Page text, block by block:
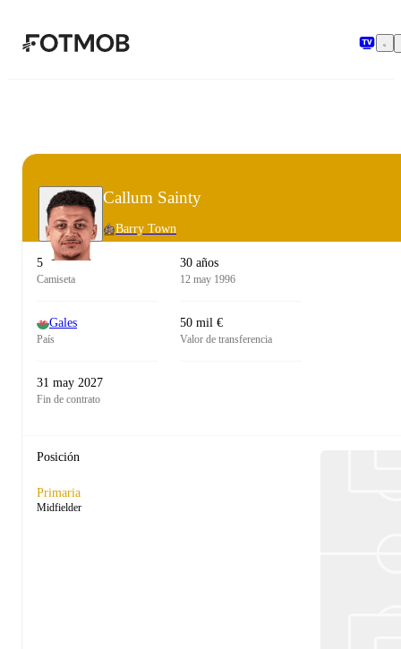
Callum Sainty
Barry Town
5
Camiseta
30 años
12 may 1996
Gales
País
50 mil €
Valor de transferencia
31 may 2027
Fin de contrato
Posición
Primaria
Midfielder